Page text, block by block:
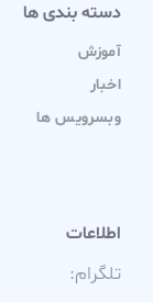
دسته بندی ها
آموزش
اخبار
وبسرویس ها
اطلاعات
تلگرام: